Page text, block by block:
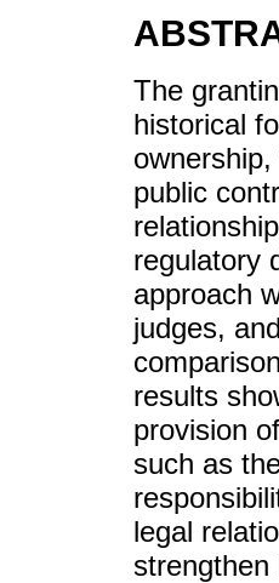
The
historical
public
regulatory
approach
judges,
results
provision
such as
legal
strengthen